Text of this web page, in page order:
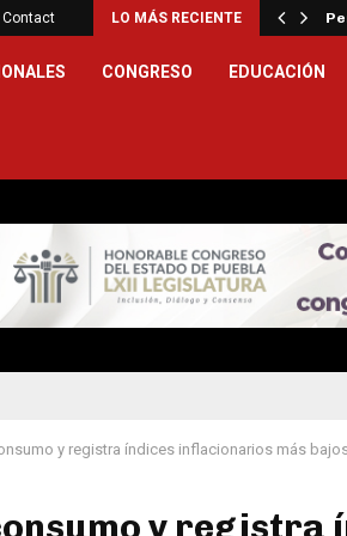
Contact LO MÁS RECIENTE
desayunador…
CONGRESO EDUCACIÓN
y registra índices inflacionarios más